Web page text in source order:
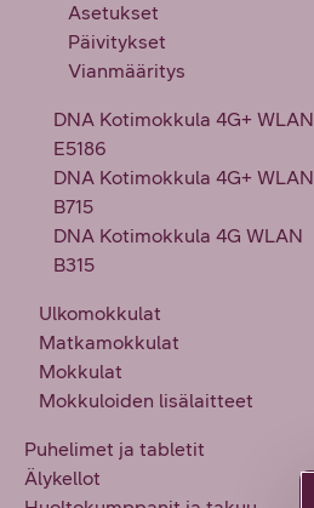
Asetukset
Päivitykset
Vianmääritys
DNA Kotimokkula 4G+ WLAN
E5186
DNA Kotimokkula 4G+ WLAN
B715
DNA Kotimokkula 4G WLAN
B315
Ulkomokkulat
Matkamokkulat
Mokkulat
Mokkuloiden lisälaitteet
Puhelimet ja tabletit
Älykellot